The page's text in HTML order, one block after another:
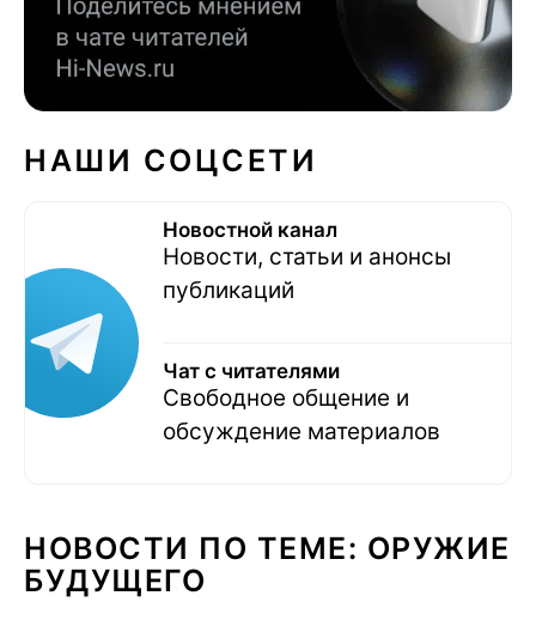
НАШИ СОЦСЕТИ
Новостной канал
Новости, статьи и анонсы
публикаций
Чат с читателями
Свободное общение и
обсуждение материалов
НОВОСТИ ПО ТЕМЕ: ОРУЖИЕ
БУДУЩЕГО